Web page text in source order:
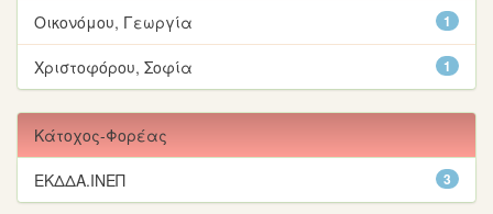
1
Οικονόμου, Γεωργία
1
Χριστοφόρου, Σοφία
Κάτοχος-Φορέας
3
ΕΚΔΔΑ.ΙΝΕΠ